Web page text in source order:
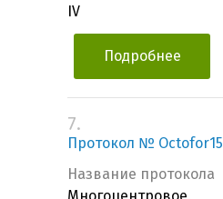
IV
Подробнее
7.
Протокол № Octofor15
Название протокола